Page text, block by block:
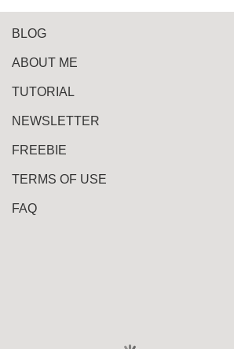
BLOG
ABOUT ME
TUTORIAL
NEWSLETTER
FREEBIE
TERMS OF USE
FAQ